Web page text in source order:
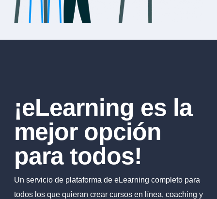
¡eLearning es la
mejor opción
para todos!
Un servicio de plataforma de eLearning completo para
todos los que quieran crear cursos en línea, coaching y